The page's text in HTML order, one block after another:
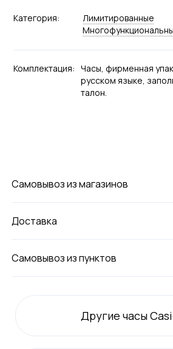
Категория:
Лимитированные
Комплектация: Часы, фирменная
русском языке,
талон.
Самовывоз из магазинов
Доставка
Самовывоз из пунктов
Другие часы